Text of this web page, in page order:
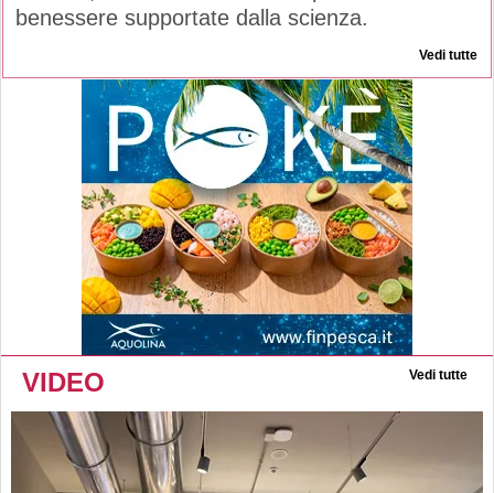
benessere supportate dalla scienza.
Vedi tutte
VIDEO Vedi tutte